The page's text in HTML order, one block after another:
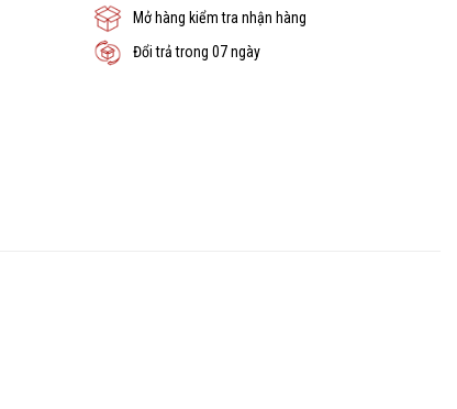
Mở hàng kiểm tra nhận hàng
Đổi trả trong 07 ngày